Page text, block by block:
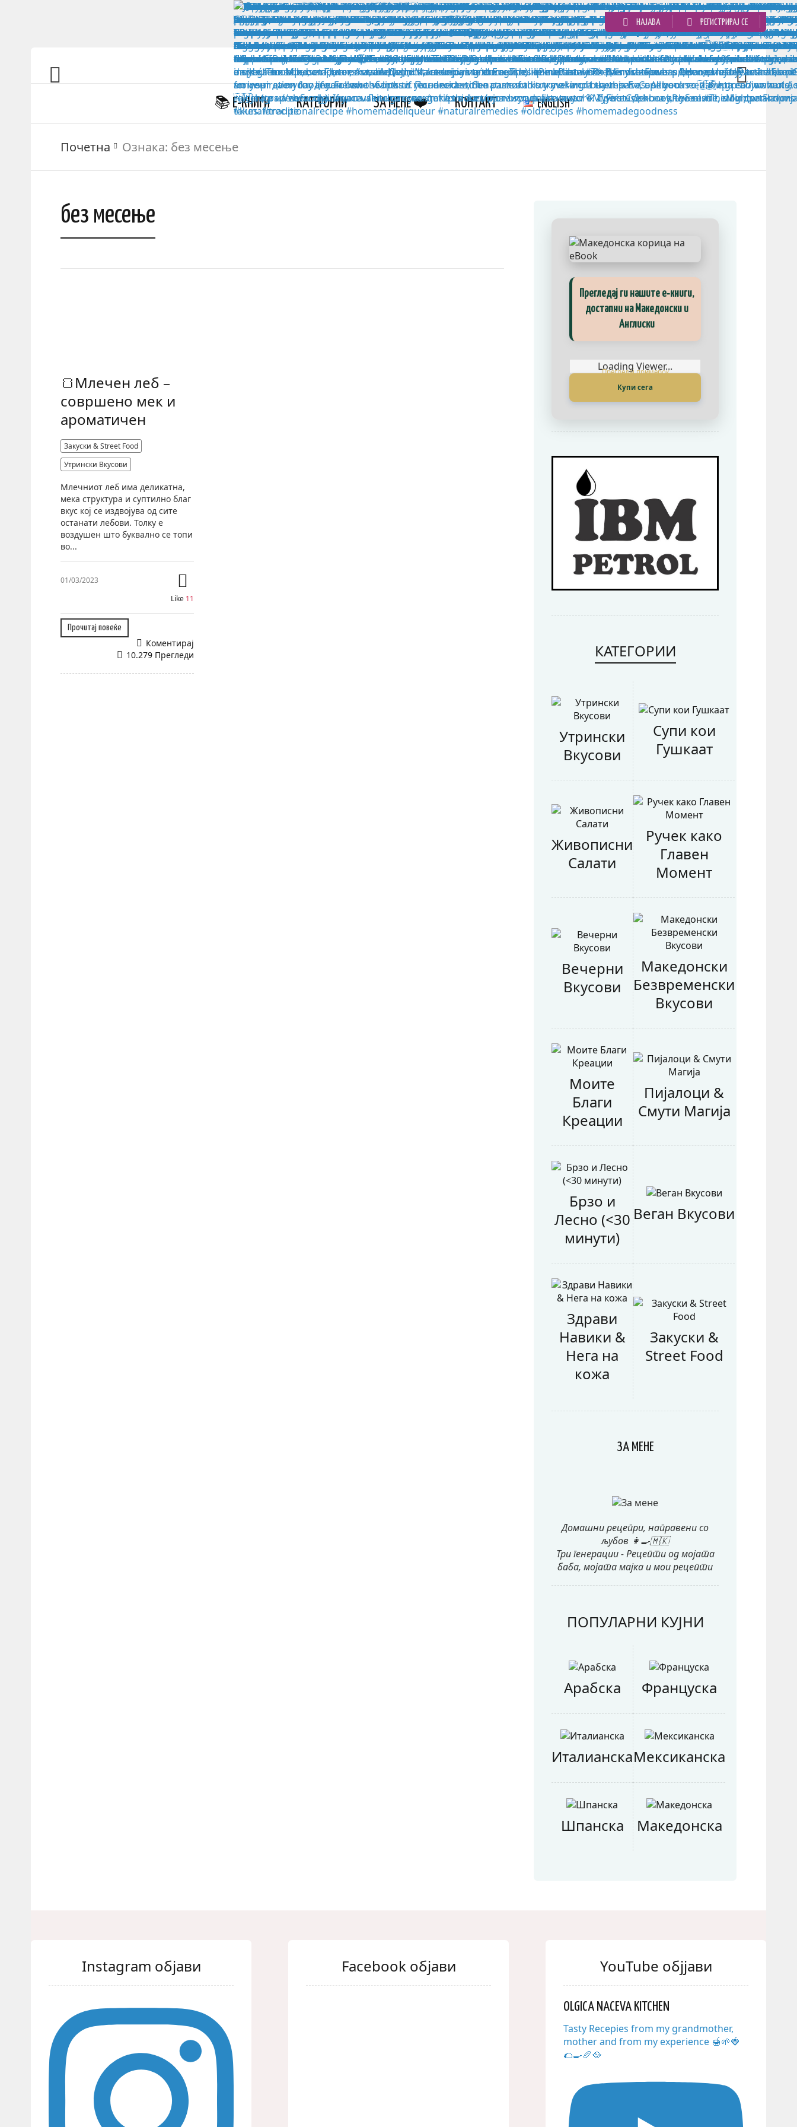
НАЈАВА РЕГИСТРИРАЈ СЕ
📚 Е-КНИГИ КАТЕГОРИИ ЗА МЕНЕ ❤️ КОНТАКТ ENGLISH
Почетна Ознака: без месење
без месење
🍞Млечен леб –
совршено мек и
ароматичен
Закуски & Street Food
Утрински Вкусови
Млечниот леб има деликатна,
мека структура и суптилно благ
вкус кој се издвојува од сите
останати лебови. Толку е
воздушен што буквално се топи
во...
01/03/2023
Like 11
Прочитај повеќе
Коментирај
10.279 Прегледи
Прегледај ги нашите е‑книги,
достапни на Македонски и
Англиски
Loading Viewer...
Купи сега
Explore our eBooks, available in
both Macedonian and English
Buy Now
КАТЕГОРИИ
Утрински
Вкусови
Супи кои
Гушкаат
Живописни
Салати
Ручек како
Главен
Момент
Вечерни
Вкусови
Македонски
Безвременски
Вкусови
Моите
Благи
Креации
Пијалоци &
Смути Магија
Брзо и
Лесно (<30
минути)
Веган Вкусови
Здрави
Навики &
Нега на
кожа
Закуски &
Street Food
ЗА МЕНЕ
Домашни рецепри, направени со
љубов 👩‍🍳🇲🇰
Три генерации - Рецепти од мојата
баба, мојата мајка и мои рецепти
ПОПУЛАРНИ КУЈНИ
Арабска Француска
ИталианскаМексиканска
Шпанска Македонска
Instagram објави Facebook објави YouTube објјави
OLGICA NACEVA KITCHEN
Tasty Recepies from my grandmother,
mother and from my experience 🍯🌱🍓
🌮🍳🥖🥘